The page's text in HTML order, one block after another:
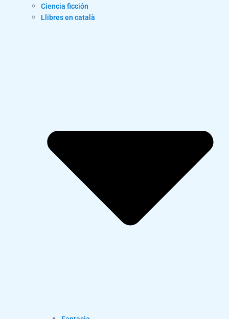
Ciencia ficción
Llibres en català